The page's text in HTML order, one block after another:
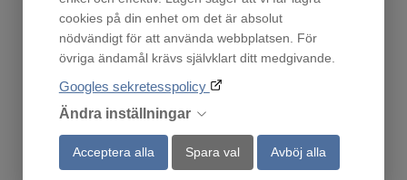
cookies på din enhet om det är absolut
nödvändigt för att använda webbplatsen. För
övriga ändamål krävs självklart ditt medgivande.
Googles sekretesspolicy
Ändra inställningar
Acceptera alla Spara val Avböj alla
HOC620F
3 493
Ordinarie pris:
1 409